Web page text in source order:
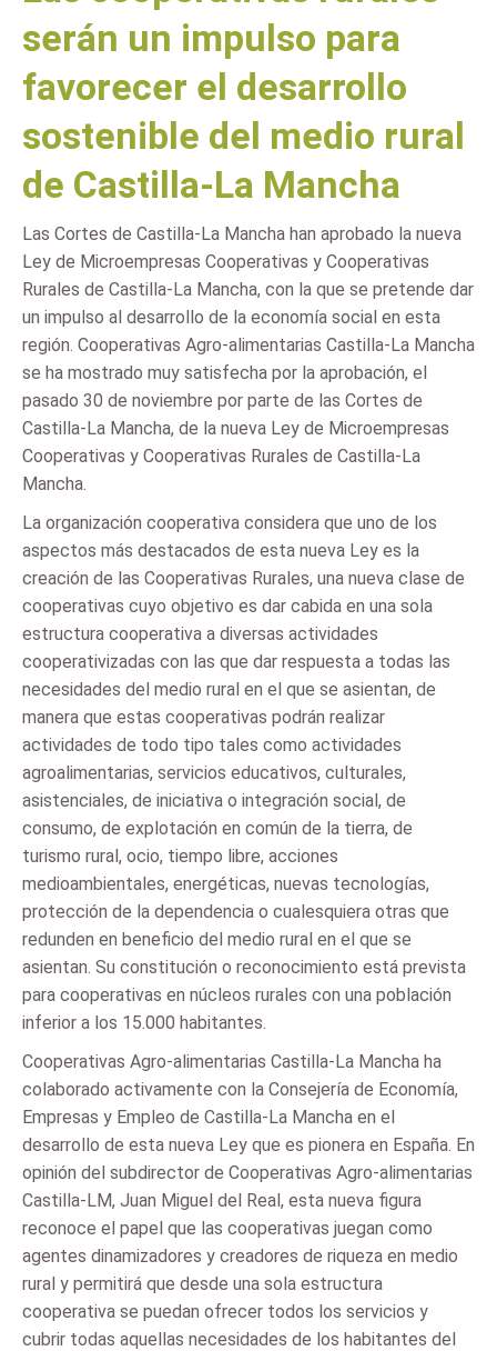
serán un impulso para
favorecer el desarrollo
sostenible del medio rural
de Castilla-La Mancha
Las Cortes de Castilla-La Mancha han aprobado la nueva
Ley de Microempresas Cooperativas y Cooperativas
Rurales de Castilla-La Mancha, con la que se pretende dar
un impulso al desarrollo de la economía social en esta
región. Cooperativas Agro-alimentarias Castilla-La Mancha
se ha mostrado muy satisfecha por la aprobación, el
pasado 30 de noviembre por parte de las Cortes de
Castilla-La Mancha, de la nueva Ley de Microempresas
Cooperativas y Cooperativas Rurales de Castilla-La
Mancha.
La organización cooperativa considera que uno de los
aspectos más destacados de esta nueva Ley es la
creación de las Cooperativas Rurales, una nueva clase de
cooperativas cuyo objetivo es dar cabida en una sola
estructura cooperativa a diversas actividades
cooperativizadas con las que dar respuesta a todas las
necesidades del medio rural en el que se asientan, de
manera que estas cooperativas podrán realizar
actividades de todo tipo tales como actividades
agroalimentarias, servicios educativos, culturales,
asistenciales, de iniciativa o integración social, de
consumo, de explotación en común de la tierra, de
turismo rural, ocio, tiempo libre, acciones
medioambientales, energéticas, nuevas tecnologías,
protección de la dependencia o cualesquiera otras que
redunden en beneficio del medio rural en el que se
asientan. Su constitución o reconocimiento está prevista
para cooperativas en núcleos rurales con una población
inferior a los 15.000 habitantes.
Cooperativas Agro-alimentarias Castilla-La Mancha ha
colaborado activamente con la Consejería de Economía,
Empresas y Empleo de Castilla-La Mancha en el
desarrollo de esta nueva Ley que es pionera en España. En
opinión del subdirector de Cooperativas Agro-alimentarias
Castilla-LM, Juan Miguel del Real, esta nueva figura
reconoce el papel que las cooperativas juegan como
agentes dinamizadores y creadores de riqueza en medio
rural y permitirá que desde una sola estructura
cooperativa se puedan ofrecer todos los servicios y
cubrir todas aquellas necesidades de los habitantes del